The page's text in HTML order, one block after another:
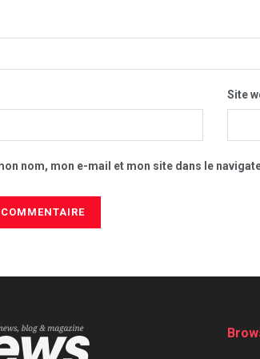
Site
nom, mon e-mail et mon site dans le